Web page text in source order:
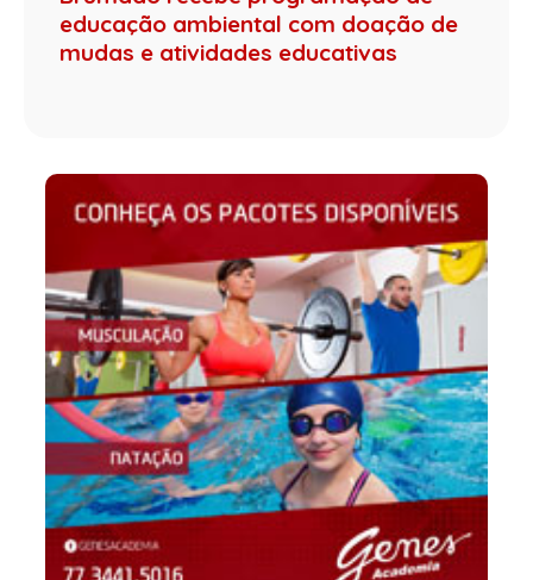
educação ambiental com doação de
mudas e atividades educativas